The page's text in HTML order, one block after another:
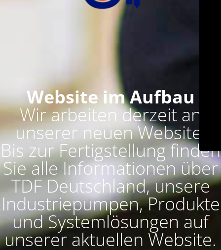
Website im Aufbau
Wir arbeiten derzeit an
unserer neuen Website.
Bis zur Fertigstellung finden
Sie alle Informationen über
TDF Deutschland, unsere
Industriepumpen, Produkte
und Systemlösungen auf
unserer aktuellen Website.